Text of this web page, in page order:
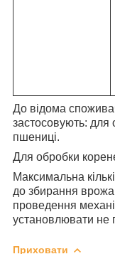
До відома
застосовують: для
пшениці.
Для обробки
Максимальна
до збирання
проведення
установлювати не
Приховати